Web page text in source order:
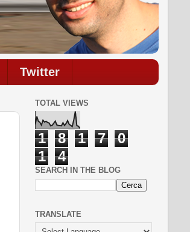
Twitter
TOTAL VIEWS
1 8 1 7
0
1
4
SEARCH IN THE BLOG
TRANSLATE